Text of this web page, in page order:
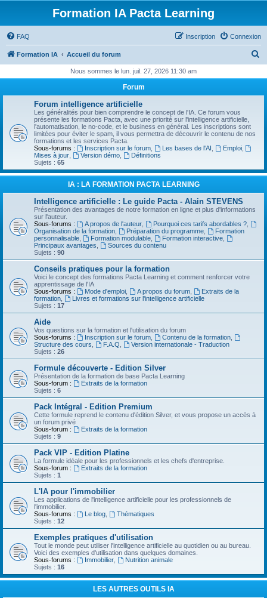
Formation IA Pacta Learning
FAQ Connexion
Inscription
Formation IA Accueil du forum
h
e
Nous sommes le lun. juil. 27, 2026 11:30 am
Forum
Forum intelligence artificielle
Les généralités pour bien comprendre le concept de l'IA. Ce forum vous
présente les formations Pacta, avec une priorité sur l'intelligence artificielle,
l'automatisation, le no-code, et le business en général. Les inscriptions sont
limitées pour éviter le spam, il vous permettra de découvrir le contenu de nos
formations et les services Pacta.
Sous-forums :
Inscription sur le forum, Les bases de l'AI Emploi,
Mises à jour
Version démo,
Définitions
Sujets : 65
IA : LA FORMATION PACTA LEARNING
Intelligence artificielle : Le guide Pacta - Alain STEVENS
Présentation des avantages de notre formation en ligne et plus d'informations
sur l'auteur.
Sous-forums :
A propos de l'auteur, Pourquoi ces tarifs abordables ?,
Organisation de la formation
Préparation du programme,
Formation
personnalisable
Formation modulable, Formation interactive,
Principaux avantages
Sources du contenu
Sujets : 90
Conseils pratiques pour la formation
Voici le concept des formations Pacta Learning et comment renforcer votre
apprentissage de l'IA
Sous-forums :
Mode d'emploi, A propos du forum,
Extraits de la
formation
Livres et formations sur l'intelligence artificielle
Sujets : 17
Aide
Vos questions sur la formation et l'utilisation du forum
Sous-forums :
Inscription sur le forum, Contenu de la formation,
Structure des cours
F.A.Q
Version internationale - Traduction
Sujets : 26
Formule découverte - Edition Silver
Présentation de la formation de base Pacta Learning
Sous-forum :
Extraits de la formation
Sujets : 6
Pack Intégral - Edition Premium
Cette formule reprend le contenu d'édition Silver, et vous propose un accès à
un forum privé
Sous-forum :
Extraits de la formation
Sujets : 9
Pack VIP - Edition Platine
La formule idéale pour les professionnels et les chefs d'entreprise.
Sous-forum :
Extraits de la formation
Sujets : 1
L'IA pour l'immobilier
Les applications de l'intelligence artificielle pour les professionnels de
l'immobilier.
Sous-forums :
Le blog,
Thématiques
Sujets : 12
Exemples pratiques d'utilisation
Tout le monde peut utiliser l'intelligence artificielle au quotidien ou au bureau.
Voici des exemples d'utilisation dans quelques domaines.
Sous-forums :
Immobilier,
Nutrition animale
Sujets : 16
LES AUTRES OUTILS IA